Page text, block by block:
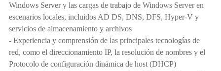
Windows Server y las cargas de trabajo de Windows Server en
escenarios locales, incluidos AD DS, DNS, DFS, Hyper-V y
servicios de almacenamiento y archivos
- Experiencia y comprensión de las principales tecnologías de
red, como el direccionamiento IP, la resolución de nombres y el
Protocolo de configuración dinámica de host (DHCP)